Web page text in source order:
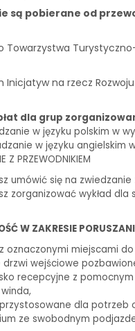
są pobierane od
Towarzystwa
na rzecz Rozwoju
dla grup
w języku polskim w
w języku angielskim
Z PRZEWODNIKIEM
umówić się na
zorganizować wykład
W ZAKRESIE
oznaczonymi miejscami
drzwi wejściowe
recepcyjne z
dla potrzeb
ze swobodnym